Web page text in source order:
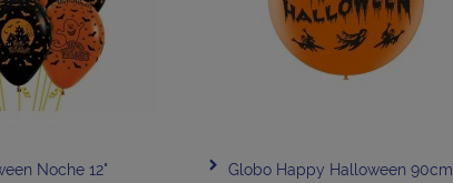
Noche 12"
Globo Happy Halloween 90cm